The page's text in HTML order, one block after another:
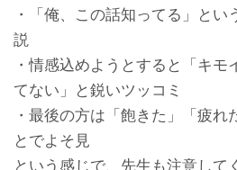
・「俺、この話知ってる」と
説
・情感込めようとすると「キモ
てない」と鋭いツッコミ
・最後の方は「飽きた」「疲れ
とでよそ見
という感じで、先生も注意して